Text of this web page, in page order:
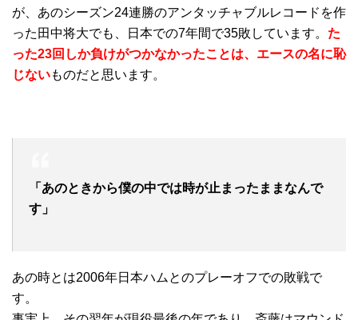
が、あのシーズン24連勝のアンタッチャブルレコードを作
った田中将大でも、日本での7年間で35敗しています。 た
った23回しか負けがつかなかったことは、エースの名に恥
じないものだと思います。
「あのときから僕の中では時が止まったままなんで
す」
あの時とは2006年日本ハムとのプレーオフでの敗戦で
す。